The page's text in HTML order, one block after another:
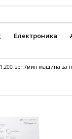
Електроника
1.200 врт./мин машина за